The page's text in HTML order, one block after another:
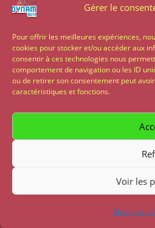
Gérer le
Pour offrir les meilleures expériences,
cookies pour stocker et/ou accéder aux
consentir à ces technologies nous
comportement de navigation ou les ID
ou de retirer son consentement peut
caractéristiques et fonctions.
Voir les
Mentions